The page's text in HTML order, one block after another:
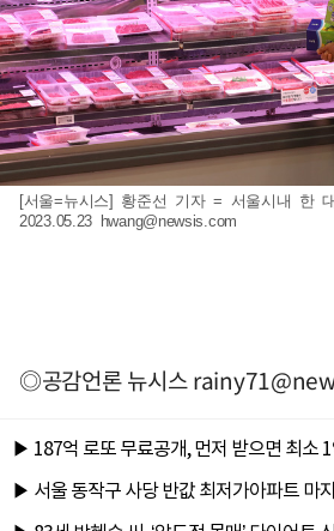
[서울=뉴시스] 황준선 기자 = 서울시내 한
2023.05.23 hwang@newsis.com
◎공감언론 뉴시스